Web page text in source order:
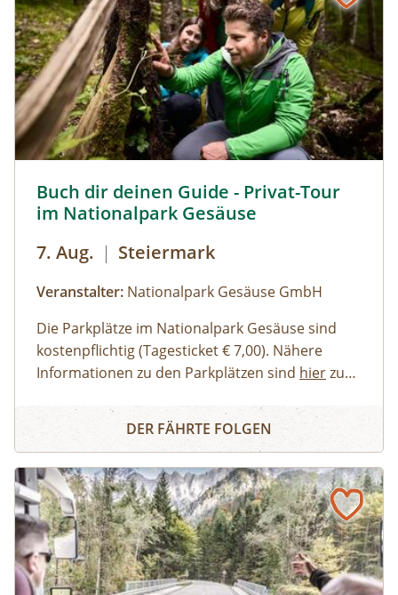
Buch dir deinen Guide - Privat-Tour
im Nationalpark Gesäuse
7. Aug. | Steiermark
Veranstalter: Nationalpark Gesäuse GmbH
Die Parkplätze im Nationalpark Gesäuse sind
kostenpflichtig (Tagesticket € 7,00). Nähere
Informationen zu den Parkplätzen sind hierzu
den Nationalpark Gesäuse stehen
zur
Familien, Erwachsene mit Kindern
Kinder und Jugendliche
Buch dir deinen Guide - Privat-Tour im Nationalpark
DER FÄHRTE FOLGEN